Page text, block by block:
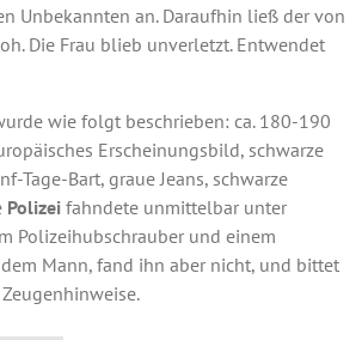
Unbekannten an. Daraufhin ließ der von
Die Frau blieb unverletzt. Entwendet
wie folgt beschrieben: ca. 180-190
Erscheinungsbild, schwarze
Tage-Bart, graue Jeans, schwarze
Polizei fahndete unmittelbar unter
Polizeihubschrauber und einem
Mann, fand ihn aber nicht, und bittet